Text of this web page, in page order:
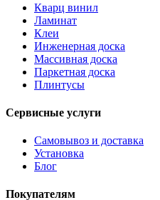
Кварц винил
Ламинат
Клеи
Инженерная доска
Массивная доска
Паркетная доска
Плинтусы
Сервисные услуги
Самовывоз и доставка
Установка
Блог
Покупателям